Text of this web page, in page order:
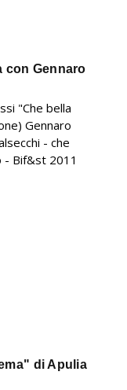
con Gennaro
"Che bella
Gennaro
- che
- Bif&st 2011
di Apulia